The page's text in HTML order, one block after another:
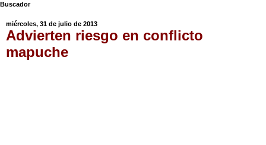
Buscador
miércoles, 31 de julio de 2013
Advierten riesgo en conflicto
mapuche